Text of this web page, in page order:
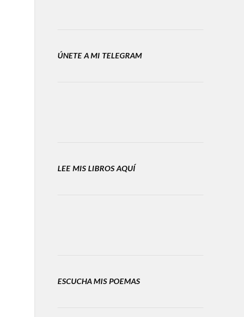
ÚNETE A MI TELEGRAM
LEE MIS LIBROS AQUÍ
ESCUCHA MIS POEMAS